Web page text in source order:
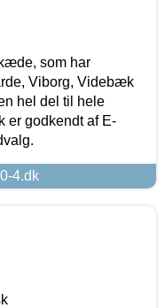
som har
Viborg, Videbæk
hel del til hele
er godkendt af E-
4.dk